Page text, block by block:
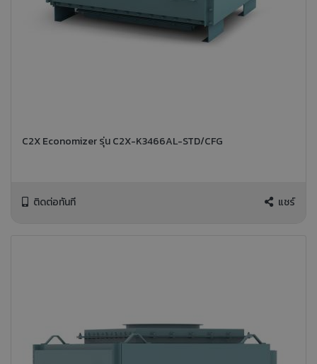
C2X Economizer รุ่น C2X-K3466AL-STD/CFG
ติดต่อทันที แชร์